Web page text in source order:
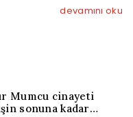
devamını oku
Mumcu cinayeti
sonuna kadar